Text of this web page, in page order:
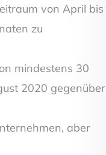
von April bis
zu
mindestens 30
2020 gegenüber
aber